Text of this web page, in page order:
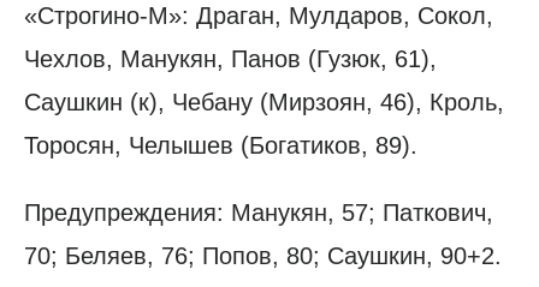
«Строгино-М»: Драган, Мулдаров, Сокол,
Чехлов, Манукян, Панов (Гузюк, 61),
Саушкин (к), Чебану (Мирзоян, 46), Кроль,
Торосян, Челышев (Богатиков, 89).
Предупреждения: Манукян, 57; Паткович,
70; Беляев, 76; Попов, 80; Саушкин, 90+2.